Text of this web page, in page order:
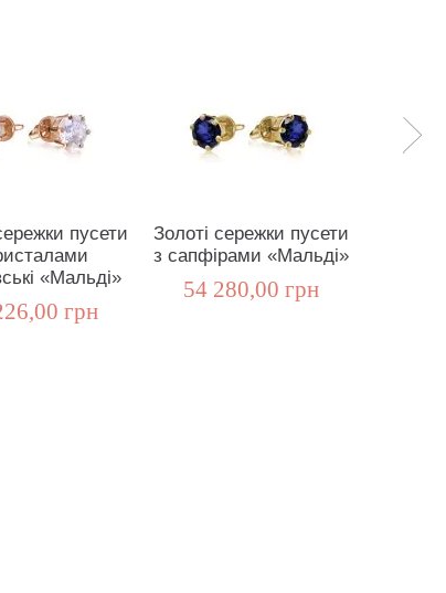
пусети
«Мальді»
грн
Золоті сережки пусети
з сапфірами «Мальді»
54 280,00 грн